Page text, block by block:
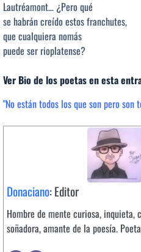
Lautréamont… ¿Pero qué
se habrán creído estos franchutes,
que cualquiera nomás
puede ser rioplatense?
Ver Bio de los poetas en esta
"No están todos los que son pero son
Donaciano: Editor
Hombre de mente curiosa, inquieta,
soñadora, amante de la poesía.